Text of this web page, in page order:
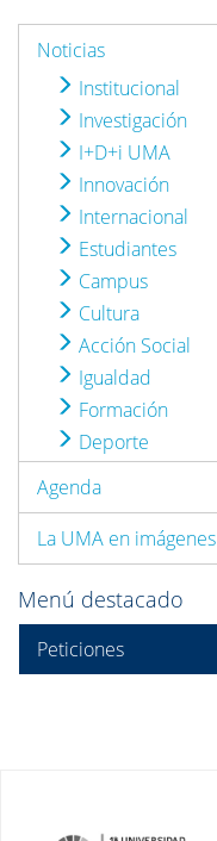
Noticias
Institucional
Investigación
I+D+i UMA
Innovación
Internacional
Estudiantes
Campus
Cultura
Acción Social
Igualdad
Formación
Deporte
Agenda
La UMA en imágenes
Menú destacado
Peticiones